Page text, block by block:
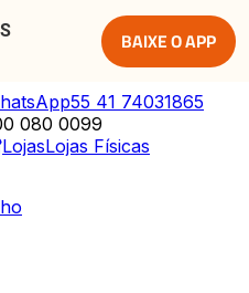
BAIXE O APP
55 41 74031865
080 0099
LojasLojas Físicas